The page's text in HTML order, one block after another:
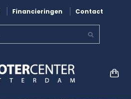
Financieringen Contact